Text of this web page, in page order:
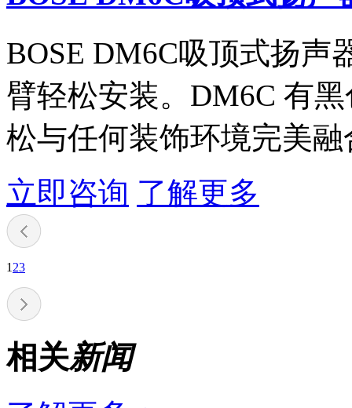
BOSE DM6C吸顶式扬声
臂轻松安装。DM6C 有
松与任何装饰环境完美融
立即咨询 了解更多
1 23
相关新闻